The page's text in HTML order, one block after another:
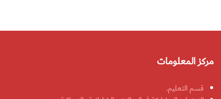
مركز المعلومات
قسم التعليم.